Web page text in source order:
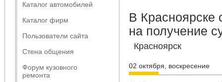
Каталог автомобилей
Каталог фирм
Пользователи сайта
Стена общения
Форум кузовного
ремонта
В Красноярске
на получение
Красноярск
02 октября, воскресение